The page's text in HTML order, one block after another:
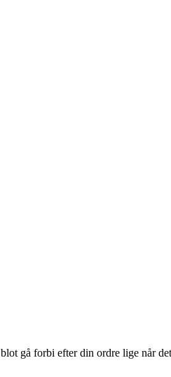
gå forbi efter din ordre lige når